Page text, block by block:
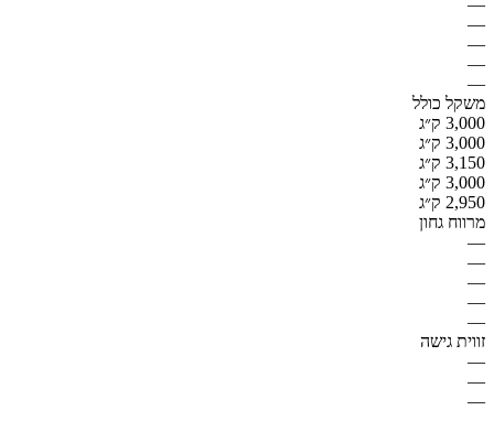
—
—
—
—
משקל כולל
3,000 ק״ג
3,000 ק״ג
3,150 ק״ג
3,000 ק״ג
2,950 ק״ג
מרווח גחון
—
—
—
—
—
זווית גישה
—
—
—